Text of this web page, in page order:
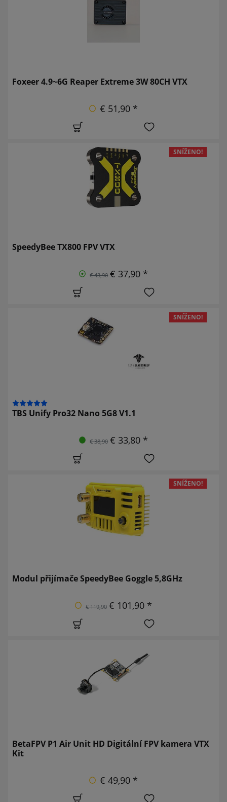
Foxeer 4.9~6G Reaper Extreme 3W 80CH VTX
€ 51,90 *
SNÍŽENO!
SpeedyBee TX800 FPV VTX
€ 43,90 € 37,90 *
SNÍŽENO!
TBS Unify Pro32 Nano 5G8 V1.1
€ 38,90 € 33,80 *
SNÍŽENO!
Modul přijímače SpeedyBee Goggle 5,8GHz
€ 119,90 € 101,90 *
BetaFPV P1 Air Unit HD Digitální FPV kamera VTX
Kit
€ 49,90 *